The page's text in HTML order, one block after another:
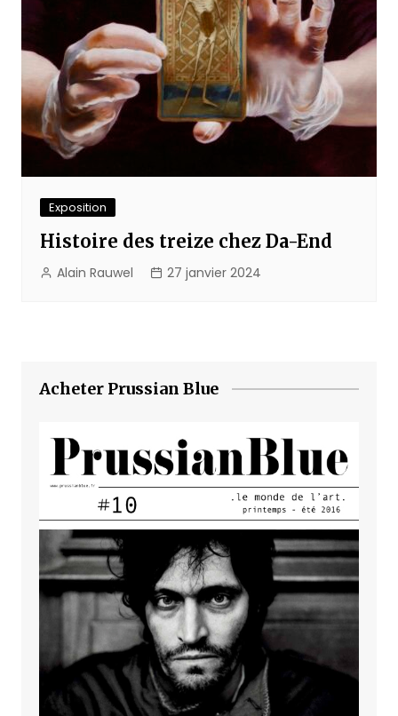
Exposition
Histoire des treize chez Da-End
Alain Rauwel 27 janvier 2024
Acheter Prussian Blue